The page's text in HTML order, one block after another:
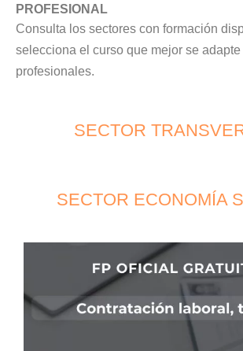
PROFESIONAL
Consulta los sectores con formación
selecciona el curso que mejor se
profesionales.
SECTOR
SECTOR ECONOMÍA